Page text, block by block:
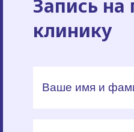
Запись на
клинику